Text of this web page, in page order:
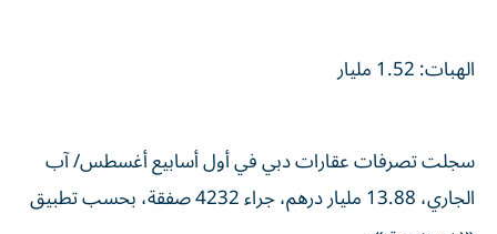
الهبات: 1.52 مليار
سجلت تصرفات عقارات دبي في أول أسابيع أغسطس/ آب
الجاري، 13.88 مليار درهم، جراء 4232 صفقة، بحسب تطبيق